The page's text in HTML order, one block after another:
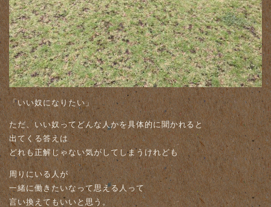
「いい奴になりたい」
ただ、いい奴ってどんな人かを具体的に聞かれると
出てくる答えは
どれも正解じゃない気がしてしまうけれども
周りにいる人が
一緒に働きたいなって思える人って
言い換えてもいいと思う。